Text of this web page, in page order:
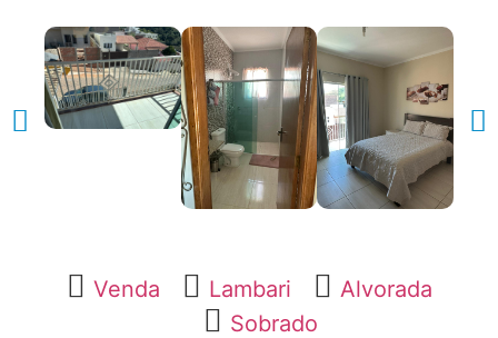
Venda Lambari
Alvorada
Sobrado